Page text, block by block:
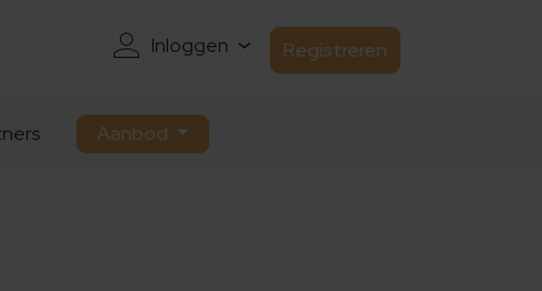
Inloggen Registreren
Aanbod